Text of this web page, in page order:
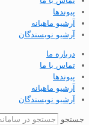
پیوندها
آرشیو ماهیانه
آرشیو نویسندگان
درباره ما
تماس با ما
پیوندها
آرشیو ماهیانه
آرشیو نویسندگان
جستجو